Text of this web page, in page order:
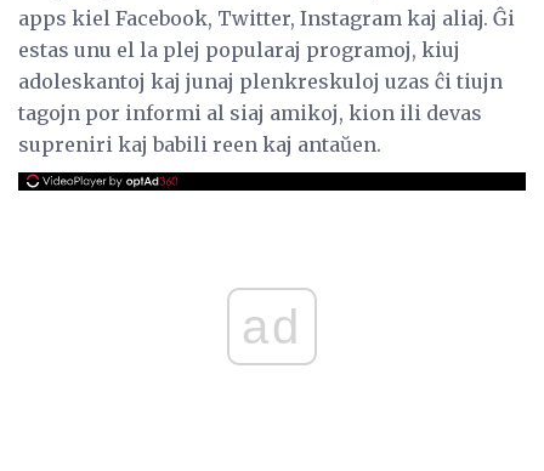
apps kiel Facebook, Twitter, Instagram kaj aliaj. Ĝi
estas unu el la plej popularaj programoj, kiuj
adoleskantoj kaj junaj plenkreskuloj uzas ĉi tiujn
tagojn por informi al siaj amikoj, kion ili devas
supreniri kaj babili reen kaj antaŭen.
ad